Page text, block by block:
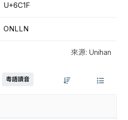
U+6C1F
ONLLN
來源: Unihan
粵語讀音